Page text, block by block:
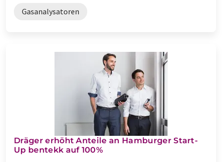
Gasanalysatoren
Dräger erhöht Anteile an Hamburger Start-
Up bentekk auf 100%